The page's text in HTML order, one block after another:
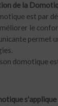
de la
est par
le
permet
domotique